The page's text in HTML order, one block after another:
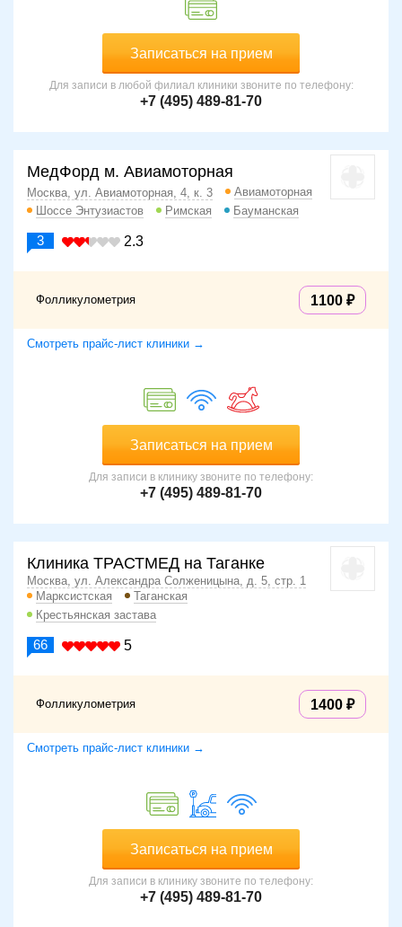
Записаться на прием
Для записи в любой филиал клиники звоните по телефону:
+7 (495) 489-81-70
МедФорд м. Авиамоторная
Москва, ул. Авиамоторная, 4, к. 3
Авиамоторная
Шоссе Энтузиастов
Римская Бауманская
3 2.3
Фолликулометрия 1100
Смотреть прайс-лист клиники →
Записаться на прием
Для записи в клинику звоните по телефону:
+7 (495) 489-81-70
Клиника ТРАСТМЕД на Таганке
Москва, ул. Александра Солженицына, д. 5, стр. 1
Марксистская
Таганская
Крестьянская застава
66 5
Фолликулометрия 1400
Смотреть прайс-лист клиники →
Записаться на прием
Для записи в клинику звоните по телефону:
+7 (495) 489-81-70